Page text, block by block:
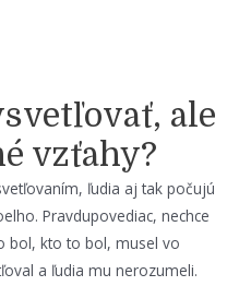
ale
vzťahy?
ľudia aj tak počujú
Pravdupovediac, nechce
bol, kto to bol, musel vo
a ľudia mu nerozumeli.